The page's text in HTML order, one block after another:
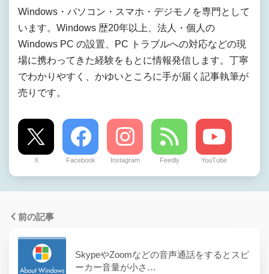
Windows・パソコン・スマホ・デジモノを専門として
います。Windows 歴20年以上、法人・個人の
Windows PC の設置、PC トラブルへの対応などの現
場に携わってきた経験をもとに情報発信します。丁寧
でわかりやすく、かゆいところに手が届く記事執筆が
売りです。
X Facebook Instagram Feedly YouTube
前の記事
SkypeやZoomなどの音声通話をするとスピ
ーカー音量が小さ…